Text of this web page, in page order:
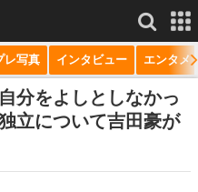
もっと見る
レ写真 インタビュー エンタメ
分をよしとしなかっ
立について吉田豪が